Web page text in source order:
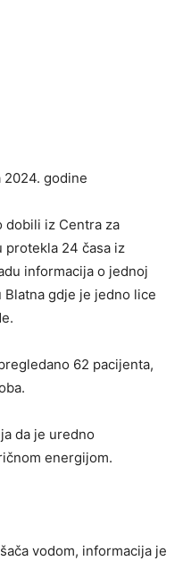
godine
dobili iz Centra za
protekla 24 časa iz
informacija o jednoj
gdje je jedno lice
62 pacijenta,
da je uredno
energijom.
vodom, informacija je